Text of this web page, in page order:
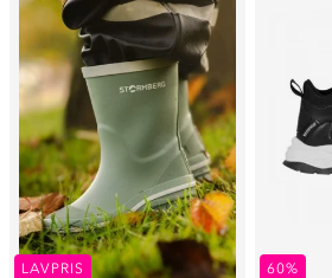
LAVPRIS 60%